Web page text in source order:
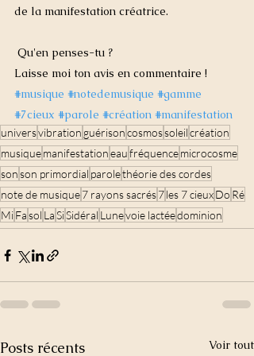
de la manifestation créatrice.
Qu'en penses-tu ?
Laisse moi ton avis en commentaire !
#musique #notedemusique #gamme
#7cieux #parole #création #manifestation
universvibration guérisoncosmossoleilcréation
musiquemanifestationeaufréquencemicrocosme
sonson primordial parolethéorie des cordes
note de musique7 rayons sacrés7les 7 cieuxDo Ré
MiFasol LaSiSidéral Lunevoie lactéedominion
Posts récents Voir tout